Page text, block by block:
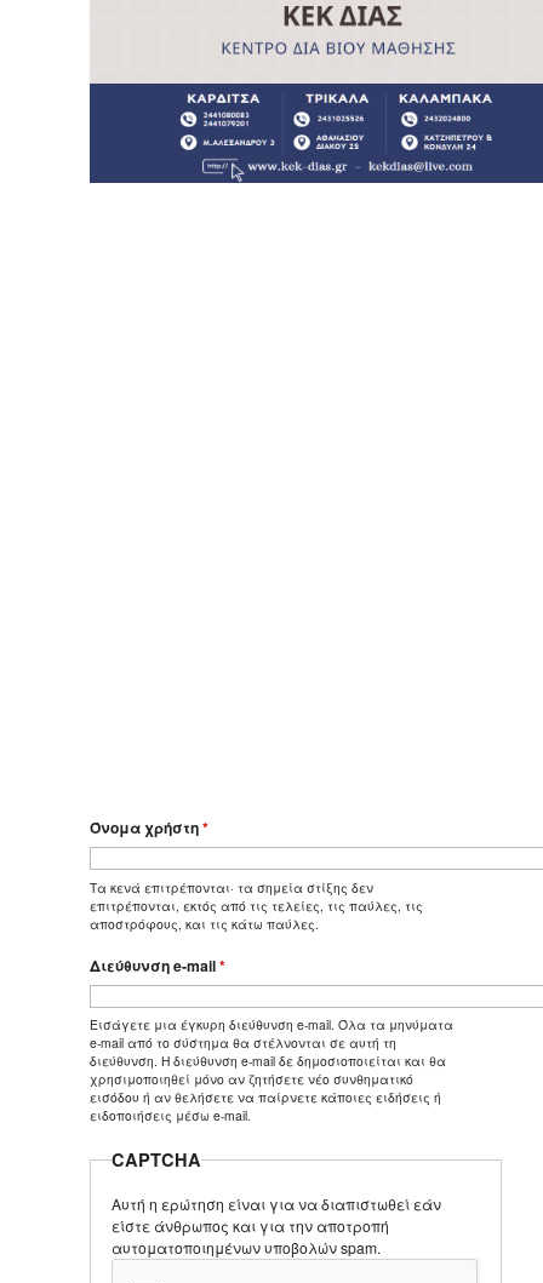
Όνομα χρήστη*
Τα κενά επιτρέπονται· τα σημεία στίξης δεν
επιτρέπονται, εκτός από τις τελείες, τις παύλες, τις
αποστρόφους, και τις κάτω παύλες.
Διεύθυνση e-mail*
Εισάγετε μια έγκυρη διεύθυνση e-mail. Όλα τα μηνύματα
e-mail από το σύστημα θα στέλνονται σε αυτή τη
διεύθυνση. Η διεύθυνση e-mail δε δημοσιοποιείται και θα
χρησιμοποιηθεί μόνο αν ζητήσετε νέο συνθηματικό
εισόδου ή αν θελήσετε να παίρνετε κάποιες ειδήσεις ή
ειδοποιήσεις μέσω e-mail.
CAPTCHA
Αυτή η ερώτηση είναι για να διαπιστωθεί εάν
είστε άνθρωπος και για την αποτροπή
αυτοματοποιημένων υποβολών spam.